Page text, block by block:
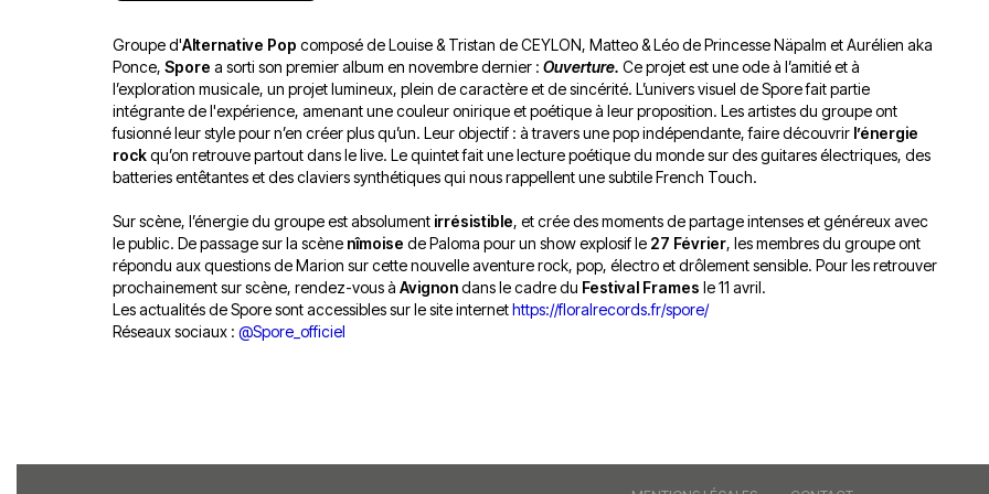
Sud
avec
OgLounis
-
20.07.2026
que
j’étais
ma
mère
!
»
16.07.2026
le
27
juin
2026
Émissions
Interviews
Chroniques
Groupe d'Alternative Pop composé de Louise & Tristan de CEYLON, Matteo & Léo de Princesse Näpalm et Aurélien aka
Ponce, Spore a sorti son premier album en novembre dernier : Ouverture. Ce projet est une ode à l’amitié et à
l’exploration musicale, un projet lumineux, plein de caractère et de sincérité. L’univers visuel de Spore fait partie
intégrante de l'expérience, amenant une couleur onirique et poétique à leur proposition. Les artistes du groupe ont
fusionné leur style pour n’en créer plus qu’un. Leur objectif : à travers une pop indépendante, faire découvrir l’énergie
rockqu’on retrouve partout dans le live. Le quintet fait une lecture poétique du monde sur des guitares électriques, des
batteries entêtantes et des claviers synthétiques qui nous rappellent une subtile French Touch.
Sur scène, l’énergie du groupe est absolument irrésistible, et crée des moments de partage intenses et généreux avec
le public. De passage sur la scène nîmoise de Paloma pour un show explosif le 27 Février, les membres du groupe ont
répondu aux questions de Marion sur cette nouvelle aventure rock, pop, électro et drôlement sensible. Pour les retrouver
prochainement sur scène, rendez-vous à Avignondans le cadre du Festival Frames le 11 avril.
Les actualités de Spore sont accessibles sur le site internethttps://floralrecords.fr/spore/
Réseaux sociaux : @Spore_officiel